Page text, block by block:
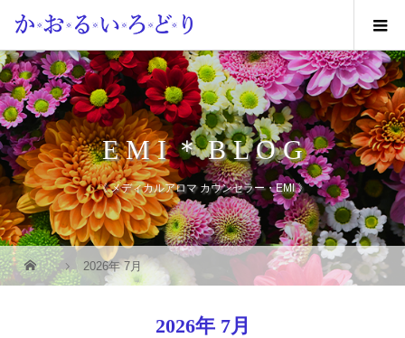
E M I ＊ B L O G
《 メディカルアロマ カウンセラー・EMI 》
2026年 7月
2026年 7月